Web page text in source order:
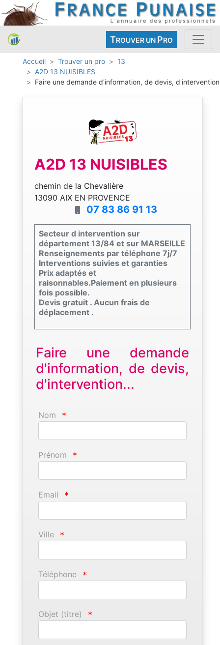
TROUVER UN PRO
Accueil Trouver un pro
13
A2D 13 NUISIBLES
Faire une demande d'information, de devis, d'intervention
A2D 13 NUISIBLES
chemin de la Chevalière
13090 AIX EN PROVENCE
07 83 86 91 13
Secteur d intervention sur
département 13/84 et sur MARSEILLE
Renseignements par téléphone 7j/7
Interventions suivies et garanties
Prix adaptés et
raisonnables.Paiement en plusieurs
fois possible.
Devis gratuit . Aucun frais de
déplacement .
Faire une demande
d'information, de devis,
d'intervention...
Nom *
Prénom *
Email *
Ville *
Téléphone *
Objet (titre) *